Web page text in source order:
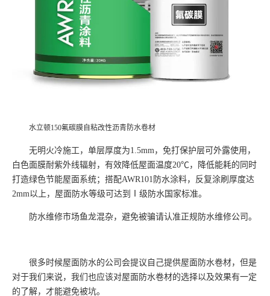
水立顿150氟碳膜自粘改性沥青防水卷材
无明火冷施工，单层厚度为1.5mm，免打保护层可外露使用，
白色面膜耐紫外线辐射，有效降低屋面温度20℃，降低能耗的同时
打造绿色节能屋面系统；搭配AWR101防水涂料，反复涂刷厚度达
2mm以上，屋面防水等级可达到Ⅰ级防水国家标准。
防水维修市场鱼龙混杂，避免被骗请认准正规防水维修公司。
很多时候屋面防水的公司会提议自己提供屋面防水卷材，但是
对于我们来说，我们也应该对屋面防水卷材的选择以及效果有一定
的了解，才能避免被坑。